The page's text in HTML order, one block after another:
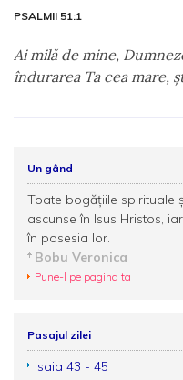
PSALMII 51:1
Ai milă de mine,
îndurarea Ta cea mare,
Un gând
Toate bogățiile spirituale
ascunse în Isus Hristos,
în posesia lor.
Bobu Veronica
Pune-l pe pagina ta
Pasajul zilei
Isaia 43 - 45